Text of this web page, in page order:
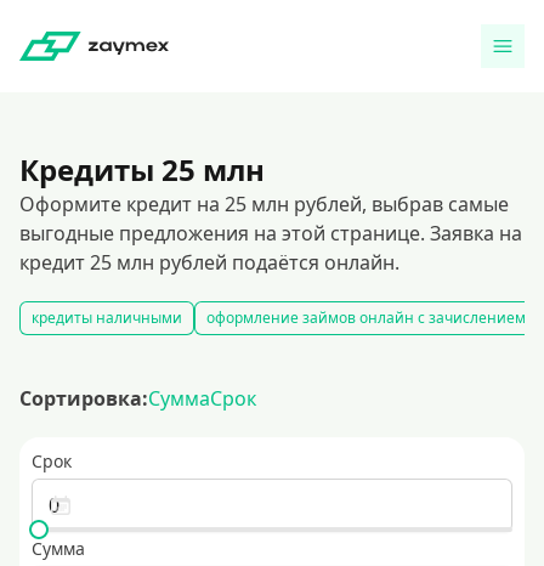
Кредиты 25 млн
Оформите кредит на 25 млн рублей, выбрав самые
выгодные предложения на этой странице. Заявка на
кредит 25 млн рублей подаётся онлайн.
кредиты наличными оформление займов онлайн с зачислением
Сортировка:СуммаСрок
Срок
Сумма